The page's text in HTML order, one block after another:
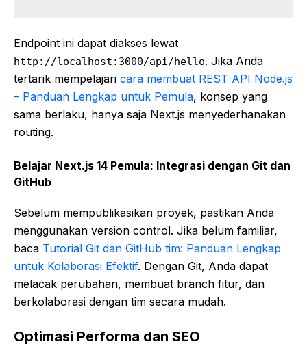
Endpoint ini dapat diakses lewat
http://localhost:3000/api/hello. Jika Anda
tertarik mempelajari cara membuat REST API Node.js
– Panduan Lengkap untuk Pemula, konsep yang
sama berlaku, hanya saja Next.js menyederhanakan
routing.
Belajar Next.js 14 Pemula: Integrasi dengan Git dan
GitHub
Sebelum mempublikasikan proyek, pastikan Anda
menggunakan version control. Jika belum familiar,
baca Tutorial Git dan GitHub tim: Panduan Lengkap
untuk Kolaborasi Efektif. Dengan Git, Anda dapat
melacak perubahan, membuat branch fitur, dan
berkolaborasi dengan tim secara mudah.
Optimasi Performa dan SEO